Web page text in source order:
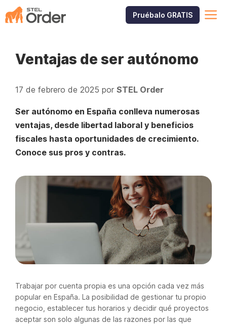
Saltar
al
Pruébalo GRATIS
Ventajas de ser autónomo
17 de febrero de 2025 por STEL Order
Ser autónomo en España conlleva numerosas
ventajas, desde libertad laboral y beneficios
fiscales hasta oportunidades de crecimiento.
Conoce sus pros y contras.
Trabajar por cuenta propia es una opción cada vez más
popular en España. La posibilidad de gestionar tu propio
negocio, establecer tus horarios y decidir qué proyectos
aceptar son solo algunas de las razones por las que